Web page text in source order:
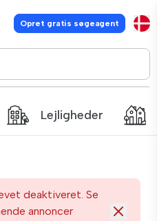
Opret gratis søgeagent
Lejligheder
deaktiveret. Se
annoncer